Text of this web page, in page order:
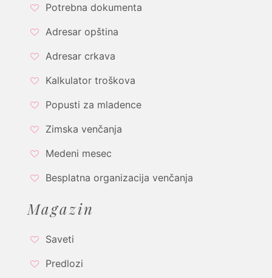
Potrebna dokumenta
Adresar opština
Adresar crkava
Kalkulator troškova
Popusti za mladence
Zimska venčanja
Medeni mesec
Besplatna organizacija venčanja
Magazin
Saveti
Predlozi